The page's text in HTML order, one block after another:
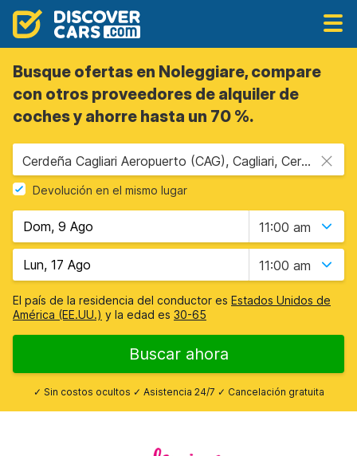
Busque ofertas en Noleggiare, compare
con otros proveedores de alquiler de
coches y ahorre hasta un 70 %.
Cerdeña Cagliari Aeropuerto (CAG), Cagliari, Cerdeña
Devolución en el mismo lugar
11:00 am
11:00 am
El país de la residencia del conductor es Estados Unidos de
América (EE.UU.) y la edad es 30-65
Buscar ahora
✓ Sin costos ocultos ✓ Asistencia 24/7 ✓ Cancelación gratuita